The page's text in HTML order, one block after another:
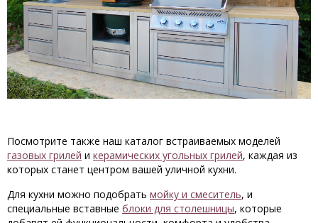
Посмотрите также наш каталог встраиваемых моделей
газовых грилей и керамических угольных грилей, каждая из
которых станет центром вашей уличной кухни.
Для кухни можно подобрать мойку и смеситель, и
специальные вставные блоки для столешницы, которые